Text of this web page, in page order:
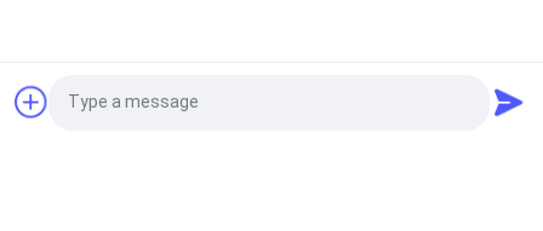
बुना वस्त्र लेबल